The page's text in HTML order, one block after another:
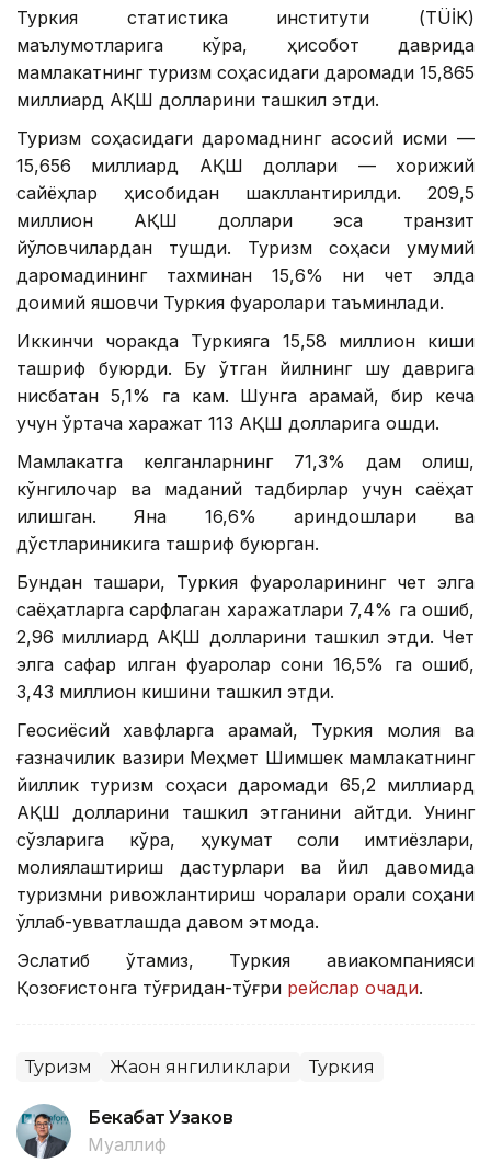
Туркия статистика институти (ТÜİК)
маълумотларига кўра, ҳисобот даврида
мамлакатнинг туризм соҳасидаги даромади 15,865
миллиард АҚШ долларини ташкил этди.
Туризм соҳасидаги даромаднинг асосий қисми —
15,656 миллиард АҚШ доллари — хорижий
сайёҳлар ҳисобидан шакллантирилди. 209,5
миллион АҚШ доллари эса транзит
йўловчилардан тушди. Туризм соҳаси умумий
даромадининг тахминан 15,6% ни чет элда
доимий яшовчи Туркия фуқаролари таъминлади.
Иккинчи чоракда Туркияга 15,58 миллион киши
ташриф буюрди. Бу ўтган йилнинг шу даврига
нисбатан 5,1% га кам. Шунга қарамай, бир кеча
учун ўртача харажат 113 АҚШ долларига ошди.
Мамлакатга келганларнинг 71,3% дам олиш,
кўнгилочар ва маданий тадбирлар учун саёҳат
қилишган. Яна 16,6% қариндошлари ва
дўстлариникига ташриф буюрган.
Бундан ташқари, Туркия фуқароларининг чет элга
саёҳатларга сарфлаган харажатлари 7,4% га ошиб,
2,96 миллиард АҚШ долларини ташкил этди. Чет
элга сафар қилган фуқаролар сони 16,5% га ошиб,
3,43 миллион кишини ташкил этди.
Геосиёсий хавфларга қарамай, Туркия молия ва
ғазначилик вазири Меҳмет Шимшек мамлакатнинг
йиллик туризм соҳаси даромади 65,2 миллиард
АҚШ долларини ташкил этганини айтди. Унинг
сўзларига кўра, ҳукумат солиқ имтиёзлари,
молиялаштириш дастурлари ва йил давомида
туризмни ривожлантириш чоралари орқали соҳани
қўллаб-қувватлашда давом этмоқда.
Эслатиб ўтамиз, Туркия авиакомпанияси
Қозоғистонга тўғридан-тўғри рейслар очади.
Туризм Жаҳон янгиликлари Туркия
Бекабат Узаков
Муаллиф